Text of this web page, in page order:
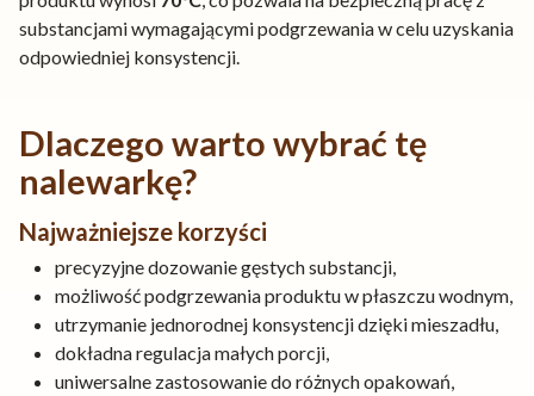
substancjami wymagającymi podgrzewania w celu uzyskania
odpowiedniej konsystencji.
Dlaczego warto wybrać tę
nalewarkę?
Najważniejsze korzyści
precyzyjne dozowanie gęstych substancji,
możliwość podgrzewania produktu w płaszczu wodnym,
utrzymanie jednorodnej konsystencji dzięki mieszadłu,
dokładna regulacja małych porcji,
uniwersalne zastosowanie do różnych opakowań,